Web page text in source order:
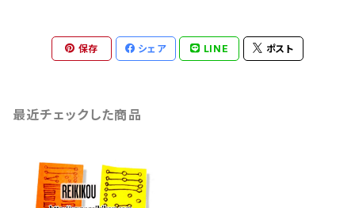
保存 シェア LINE ポスト
最近チェックした商品